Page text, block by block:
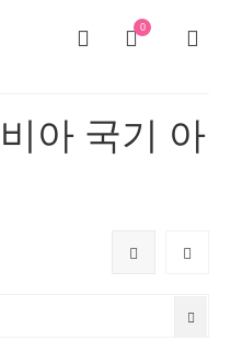
0
아 국기 아